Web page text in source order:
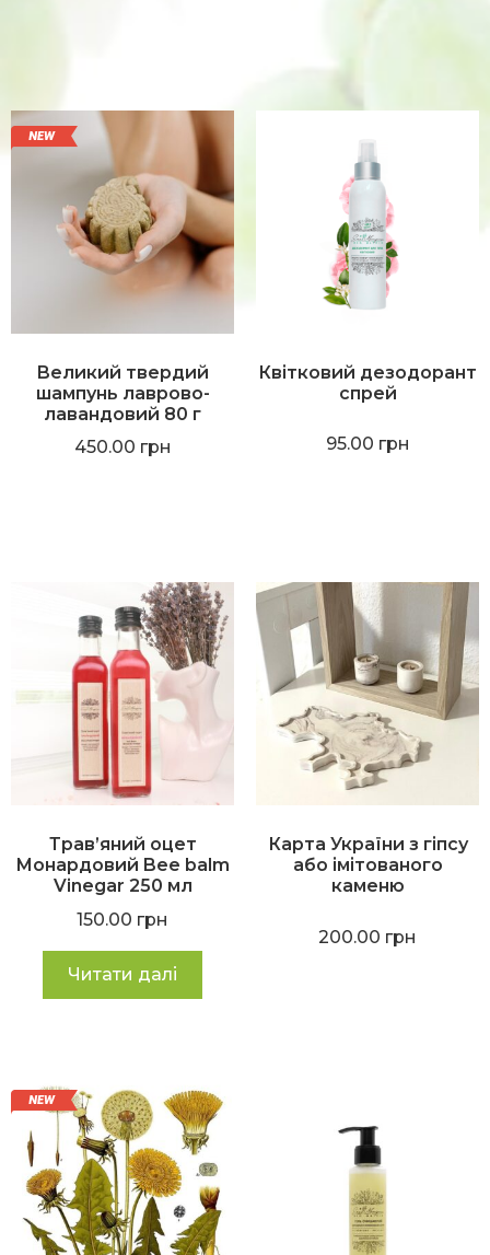
Великий твердий
шампунь лаврово-
лавандовий 80 г
450.00 грн
Квітковий дезодорант
спрей
95.00 грн
Трав’яний оцет
Монардовий Bee balm
Vinegar 250 мл
150.00 грн
Читати далі
Карта України з гіпсу
або імітованого
каменю
200.00 грн